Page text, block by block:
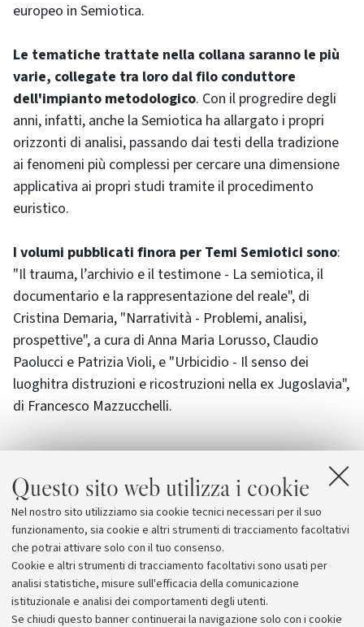
Questo sito web utilizza i cookie
Nel nostro sito utilizziamo sia cookie tecnici necessari per il suo
funzionamento, sia cookie e altri strumenti di tracciamento facoltativi
che potrai attivare solo con il tuo consenso.
Cookie e altri strumenti di tracciamento facoltativi sono usati per
analisi statistiche, misure sull'efficacia della comunicazione
istituzionale e analisi dei comportamenti degli utenti.
Se chiudi questo banner continuerai la navigazione solo con i cookie
europeo in Semiotica.
Le tematiche trattate nella collana saranno le più
varie, collegate tra loro dal filo conduttore
dell'impianto metodologico. Con il progredire degli
anni, infatti, anche la Semiotica ha allargato i propri
orizzonti di analisi, passando dai testi della tradizione
ai fenomeni più complessi per cercare una dimensione
applicativa ai propri studi tramite il procedimento
euristico.
I volumi pubblicati finora per Temi Semiotici sono:
"Il trauma, l’archivio e il testimone - La semiotica, il
documentario e la rappresentazione del reale", di
Cristina Demaria, "Narratività - Problemi, analisi,
prospettive", a cura di Anna Maria Lorusso, Claudio
Paolucci e Patrizia Violi, e "Urbicidio - Il senso dei
luoghitra distruzioni e ricostruzioni nella ex Jugoslavia",
di Francesco Mazzucchelli.
Allegati
La collana "Temi Semiotici"